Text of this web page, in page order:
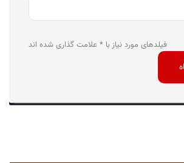
فیلدهای مورد نیاز با * علامت گذاری شده اند